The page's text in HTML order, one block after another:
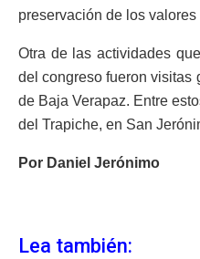
preservación de los
Otra de las actividades
del congreso fueron visitas
de Baja Verapaz. Entre
del Trapiche, en San
Por Daniel Jerónimo
Lea también: